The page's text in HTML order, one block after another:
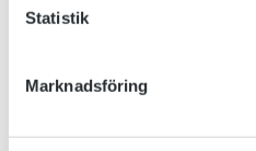
Statistik
Marknadsföring
På The Glass factory i Boda
se hur det går till att blåsa glas